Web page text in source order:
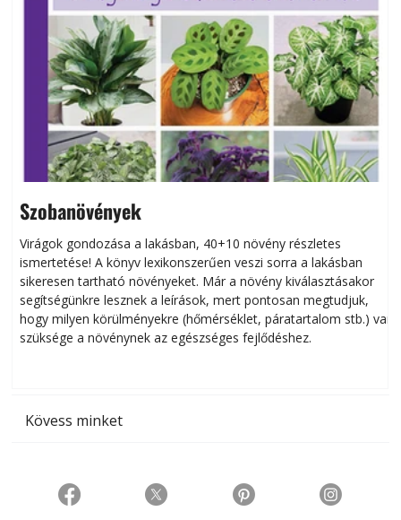
Szobanövények
Virágok gondozása a lakásban, 40+10 növény részletes
ismertetése! A könyv lexikonszerűen veszi sorra a lakásban
sikeresen tart­ha­tó növényeket. Már a növény kiválasztásakor
segítségünkre lesznek a leírások, mert pontosan megtudjuk,
hogy milyen körülményekre (hőmérséklet, páratartalom stb.) van
szüksége a növénynek az egészséges fejlődéshez.
Kövess minket